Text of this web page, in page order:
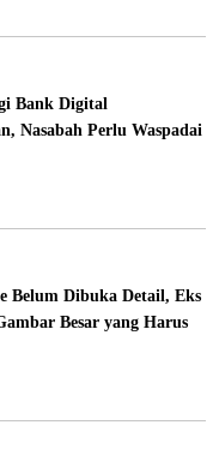
Bank Digital
Nasabah Perlu Waspadai
Belum Dibuka Detail, Eks
Besar yang Harus